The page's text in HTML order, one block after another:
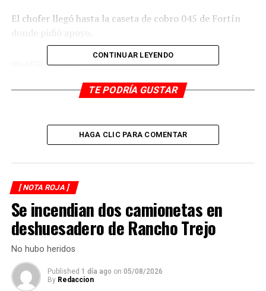
El chofer llegó hasta la caseta de cobro 045 de Fortín
donde pidió apoyo.
RELATED TOPICS:
Funcionarios en estado de ebriedad se accidentan
Taxista asalta a mujer
CONTINUAR LEYENDO
TE PODRÍA GUSTAR
HAGA CLIC PARA COMENTAR
[ NOTA ROJA ]
Se incendian dos camionetas en
deshuesadero de Rancho Trejo
No hubo heridos
Published 1 día ago on 05/08/2026
By Redaccion